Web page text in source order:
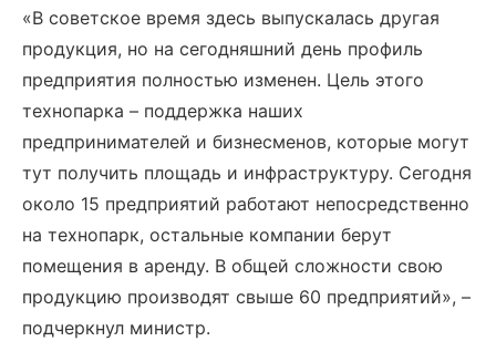
«В советское время здесь выпускалась другая
продукция, но на сегодняшний день профиль
предприятия полностью изменен. Цель этого
технопарка – поддержка наших
предпринимателей и бизнесменов, которые могут
тут получить площадь и инфраструктуру. Сегодня
около 15 предприятий работают непосредственно
на технопарк, остальные компании берут
помещения в аренду. В общей сложности свою
продукцию производят свыше 60 предприятий», –
подчеркнул министр.